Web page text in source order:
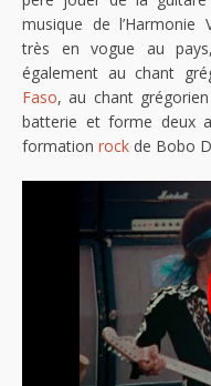
musique de l’Harmonie
très en vogue au
également au chant
Faso, au chant
batterie et forme deux
formation rock de Bobo